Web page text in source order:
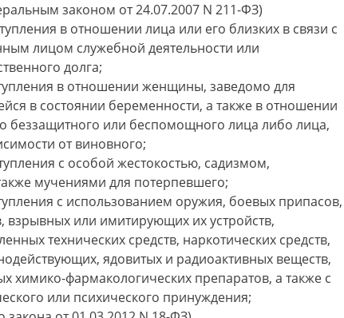
законом от 24.07.2007 N 211-ФЗ)
в отношении лица или его близких в связи с
лицом служебной деятельности или
долга;
в отношении женщины, заведомо для
в состоянии беременности, а также в отношении
беззащитного или беспомощного лица либо лица,
от виновного;
с особой жестокостью, садизмом,
мучениями для потерпевшего;
с использованием оружия, боевых припасов,
взрывных или имитирующих их устройств,
технических средств, наркотических средств,
ядовитых и радиоактивных веществ,
химико-фармакологических препаратов, а также с
или психического принуждения;